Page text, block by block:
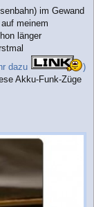
im Gewand
meinem
länger
dazu
)
Akku-Funk-Züge